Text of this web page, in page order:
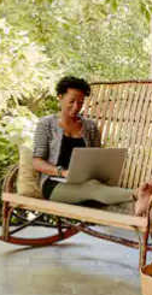
prema